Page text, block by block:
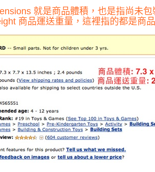
就是商品體積，也是指尚未
商品運送重量，這裡指的都是商